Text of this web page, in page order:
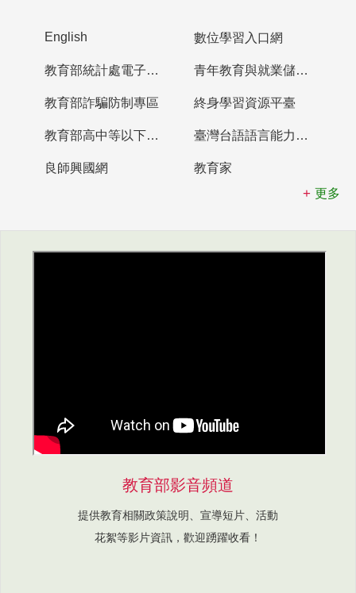
English 數位學習入口網
教育部統計處電子書櫃 青年教育與就業儲蓄帳戶
教育部詐騙防制專區 終身學習資源平臺
教育部高中等以下學校及幼兒園教師資格檢定考試 臺灣台語語言能力認證網站
良師興國網
教育家
更多
教育部影音頻道
提供教育相關政策說明、宣導短片、活動
花絮等影片資訊，歡迎踴躍收看！